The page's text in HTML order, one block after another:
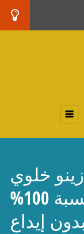
خلوي
إضافي مجاني بنسبة 100%